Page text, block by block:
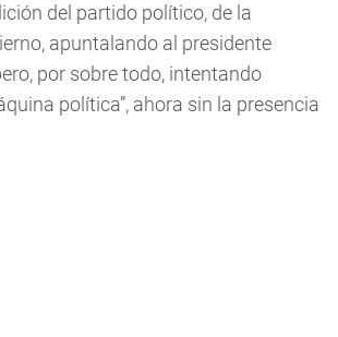
del partido político, de la
apuntalando al presidente
por sobre todo, intentando
política”, ahora sin la presencia